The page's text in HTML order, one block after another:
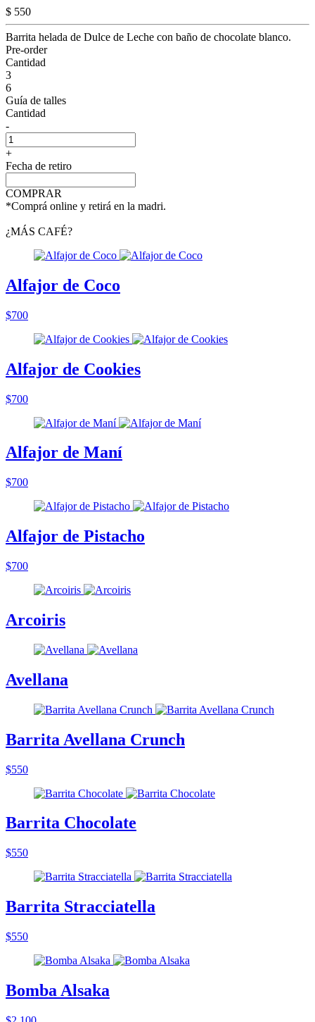
$ 550
Barrita helada de Dulce de Leche con baño de chocolate blanco.
Pre-order
Cantidad
3
6
Guía de talles
Cantidad
-
+
Fecha de retiro
COMPRAR
*Comprá online y retirá en la madri.
¿MÁS CAFÉ?
Alfajor de Coco
$700
Alfajor de Cookies
$700
Alfajor de Maní
$700
Alfajor de Pistacho
$700
Arcoiris
Avellana
Barrita Avellana Crunch
$550
Barrita Chocolate
$550
Barrita Stracciatella
$550
Bomba Alsaka